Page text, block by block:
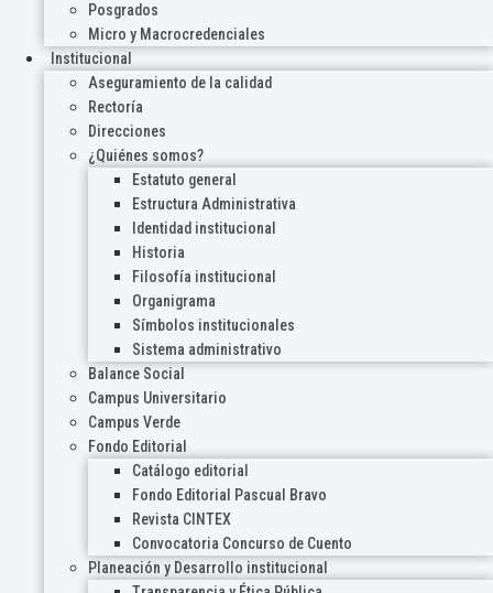
Posgrados
Micro y Macrocredenciales
Institucional
Aseguramiento de la calidad
Rectoría
Direcciones
¿Quiénes somos?
Estatuto general
Estructura Administrativa
Identidad institucional
Historia
Filosofía institucional
Organigrama
Símbolos institucionales
Sistema administrativo
Balance Social
Campus Universitario
Campus Verde
Fondo Editorial
Catálogo editorial
Fondo Editorial Pascual Bravo
Revista CINTEX
Convocatoria Concurso de Cuento
Planeación y Desarrollo institucional